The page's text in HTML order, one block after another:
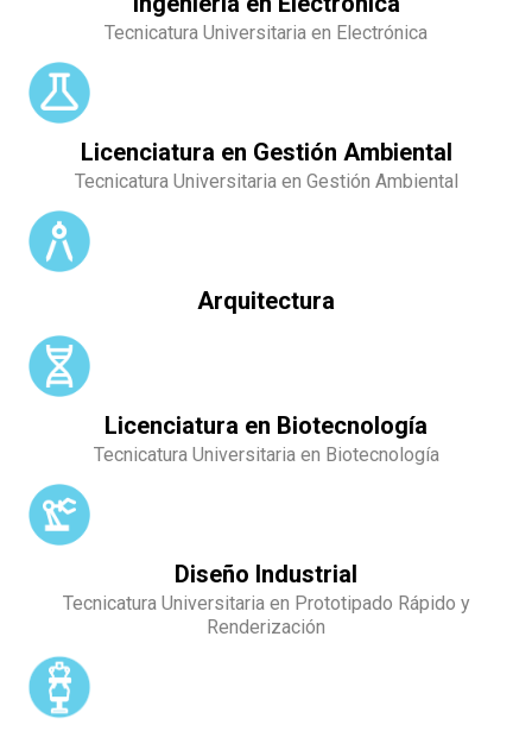
Tecnicatura Universitaria en Electrónica
Licenciatura en Gestión Ambiental
Tecnicatura Universitaria en Gestión Ambiental
Arquitectura
Licenciatura en Biotecnología
Tecnicatura Universitaria en Biotecnología
Diseño Industrial
Tecnicatura Universitaria en Prototipado Rápido y
Renderización